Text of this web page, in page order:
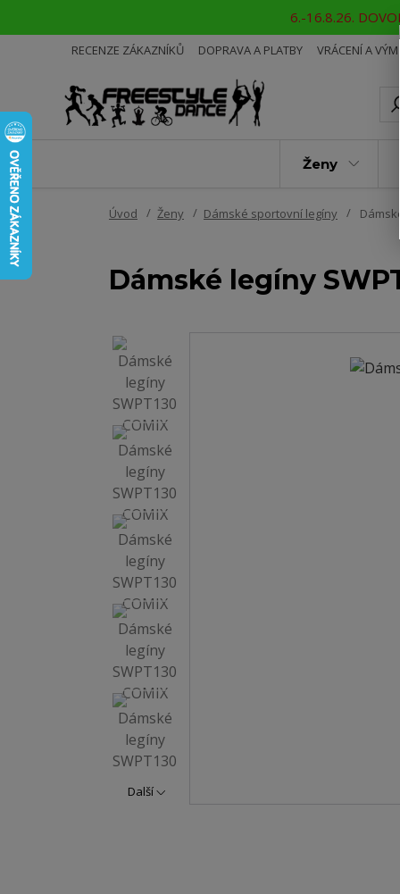
6.-16.8.26.
RECENZE ZÁKAZNÍKŮ DOPRAVA A PLATBY VRÁCENÍ A
Ženy
Úvod Ženy Dámské sportovní legíny
Dámské legíny
Další